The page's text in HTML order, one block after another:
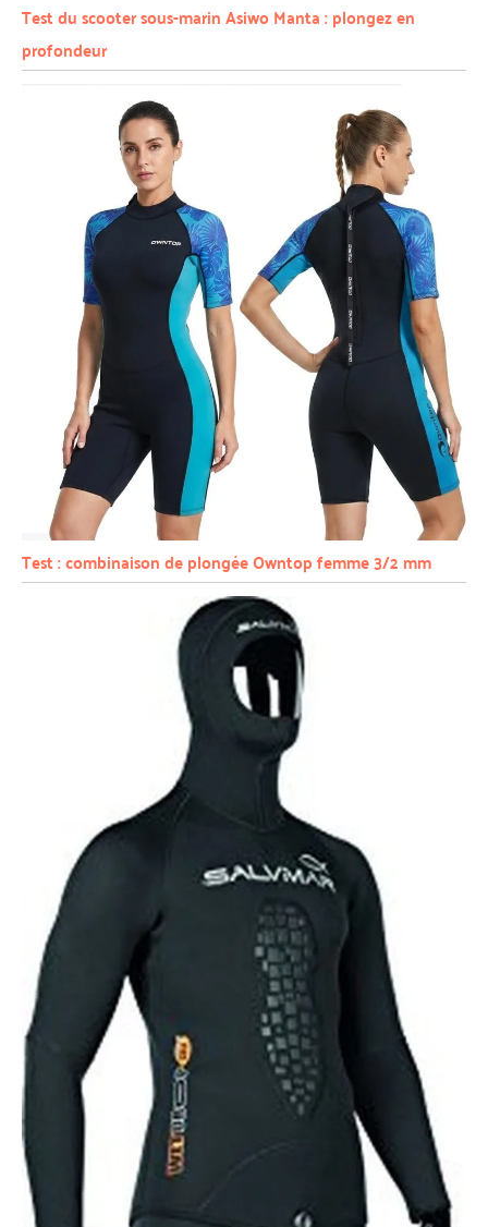
Test du scooter sous-marin Asiwo Manta : plongez en
profondeur
Test : combinaison de plongée Owntop femme 3/2 mm